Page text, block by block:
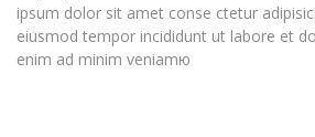
ipsum dolor sit amet conse ctetur
eiusmod tempor incididunt ut labore et
enim ad minim veniamю